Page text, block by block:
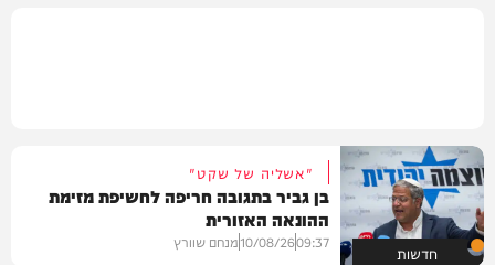
חדשות
"אשליה של שקט"
בן גביר בתגובה חריפה לחשיפת מזימת
ההונאה האזורית
09:37
10/08/26מנחם שוורץ